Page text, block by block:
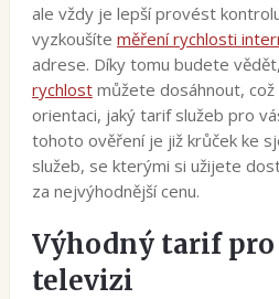
ale vždy je lepší provést
vyzkoušíte měření rychlosti
adrese. Díky tomu budete
rychlostmůžete dosáhnout, což
orientaci, jaký tarif služeb pro
tohoto ověření je již krůček ke
služeb, se kterými si užijete
za nejvýhodnější cenu.
Výhodný tarif
televizi